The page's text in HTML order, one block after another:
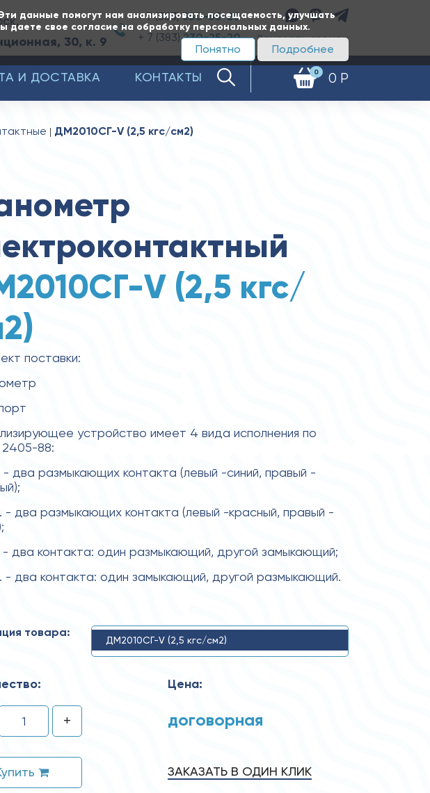
данные помогут нам анализировать посещаемость, улучшать
даете свое согласие на обработку персональных данных.
Подробнее
Понятно
30, к. 9
+ 7 (383)350-65-20
+ 7 (383)230-25-20 Заказать звонок
0 0 Р
И ДОСТАВКА КОНТАКТЫ
ДМ2010СГ-V (2,5 кгс/см2)
V (2,5 кгс/
поставки:
устройство имеет 4 вида исполнения по
88:
- два размыкающих контакта (левый -синий, правый -
- два размыкающих контакта (левый -красный, правый -
- два контакта: один размыкающий, другой замыкающий;
- два контакта: один замыкающий, другой размыкающий.
товара:
ДМ2010СГ-V (2,5 кгс/см2)
+
Цена:
договорная
ЗАКАЗАТЬ В ОДИН КЛИК